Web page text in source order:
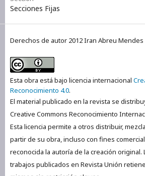
Secciones Fijas
Derechos de autor 2012 Iran Abreu Mendes
Esta obra está bajo licencia internacional
Reconocimiento 4.0.
El material publicado en la revista se
Creative Commons Reconocimiento
Esta licencia permite a otros distribuir,
partir de su obra, incluso con fines
reconocida la autoría de la creación original.
trabajos publicados en Revista Unión